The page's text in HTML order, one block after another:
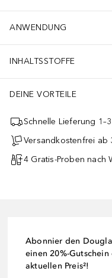
ANWENDUNG
INHALTSSTOFFE
DEINE VORTEILE
Schnelle Lieferung
Versandkostenfrei ab
4 Gratis-Proben nach
Abonnier den
einen 20%-
aktuellen Preis²!